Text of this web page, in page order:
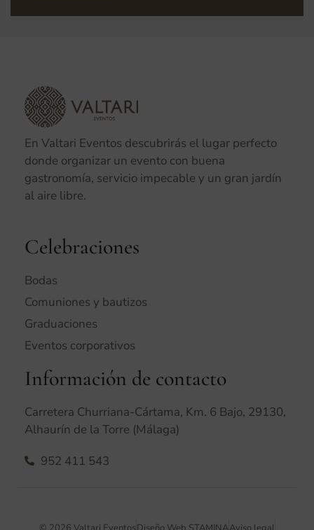
En Valtari Eventos descubrirás el lugar perfecto
donde organizar un evento con buena
gastronomía, servicio impecable y un gran jardín
al aire libre.
Celebraciones
Bodas
Comuniones y bautizos
Graduaciones
Eventos corporativos
Información de contacto
Carretera Churriana-Cártama, Km. 6 Bajo, 29130,
Alhaurín de la Torre (Málaga)
952 411 543